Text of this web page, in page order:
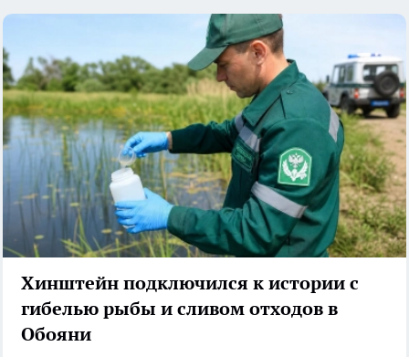
Хинштейн подключился к истории с
гибелью рыбы и сливом отходов в
Обояни